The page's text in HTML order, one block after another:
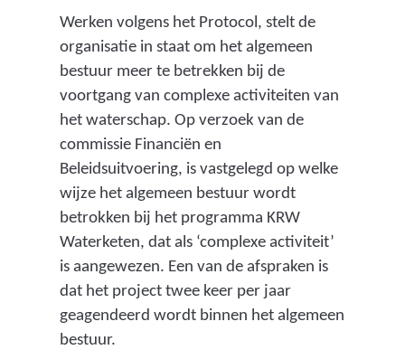
Werken volgens het Protocol, stelt de
organisatie in staat om het algemeen
bestuur meer te betrekken bij de
voortgang van complexe activiteiten van
het waterschap. Op verzoek van de
commissie Financiën en
Beleidsuitvoering, is vastgelegd op welke
wijze het algemeen bestuur wordt
betrokken bij het programma KRW
Waterketen, dat als ‘complexe activiteit’
is aangewezen. Een van de afspraken is
dat het project twee keer per jaar
geagendeerd wordt binnen het algemeen
bestuur.